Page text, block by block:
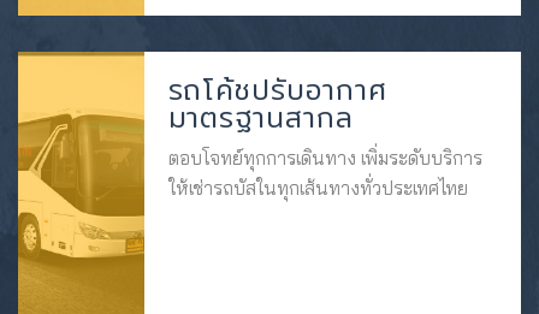
รถโค้ชปรับอากาศ
มาตรฐานสากล
ตอบโจทย์ทุกการเดินทาง เพิ่มระดับบริการ
ให้เช่ารถบัสในทุกเส้นทางทั่วประเทศไทย